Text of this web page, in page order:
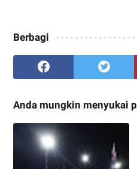
Berbagi
Anda mungkin menyukai